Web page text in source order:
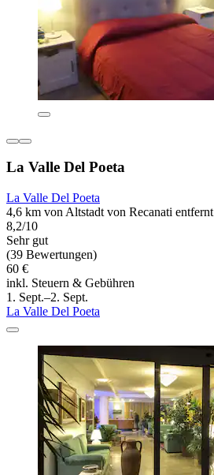
La Valle Del Poeta
La Valle Del Poeta
4,6 km von Altstadt von Recanati entfernt
8,2/10
Sehr gut
(39 Bewertungen)
60 €
inkl. Steuern & Gebühren
1. Sept.–2. Sept.
La Valle Del Poeta